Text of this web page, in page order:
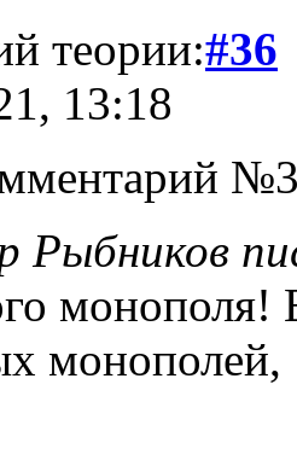
теории:#36
13:18
Рыбников
монополя!
монополей,